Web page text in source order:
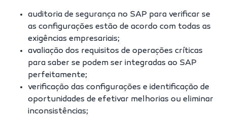
auditoria de segurança no SAP para verificar se
as configurações estão de acordo com todas as
exigências empresariais;
avaliação dos requisitos de operações críticas
para saber se podem ser integradas ao SAP
perfeitamente;
verificação das configurações e identificação de
oportunidades de efetivar melhorias ou eliminar
inconsistências;